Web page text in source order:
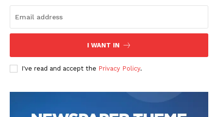
I WANT IN
I've read and accept the Privacy Policy.